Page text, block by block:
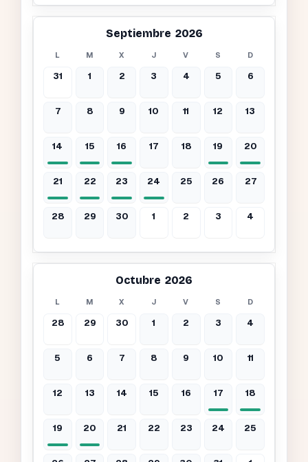
Septiembre 2026
L M X J V S D
31 1 2 3 4 5 6
7 8 9 10 11 12 13
14 15 16 17 18 19 20
21 22 23 24 25 26 27
28 29 30 1 2 3 4
Octubre 2026
L M X J V S D
28 29 30 1 2 3 4
5 6 7 8 9 10 11
12 13 14 15 16 17 18
19 20 21 22 23 24 25